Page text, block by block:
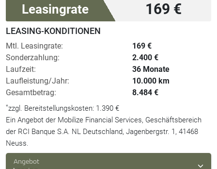
Leasingrate 169 €
LEASING-KONDITIONEN
Mtl. Leasingrate:
169 €
Sonderzahlung:
2.400 €
Laufzeit:
36 Monate
Laufleistung/Jahr:
10.000 km
Gesamtbetrag:
8.484 €
*zzgl. Bereitstellungskosten: 1.390 €
Ein Angebot der Mobilize Financial Services, Geschäftsbereich
der RCI Banque S.A. NL Deutschland, Jagenbergstr. 1, 41468
Neuss.
Angebot